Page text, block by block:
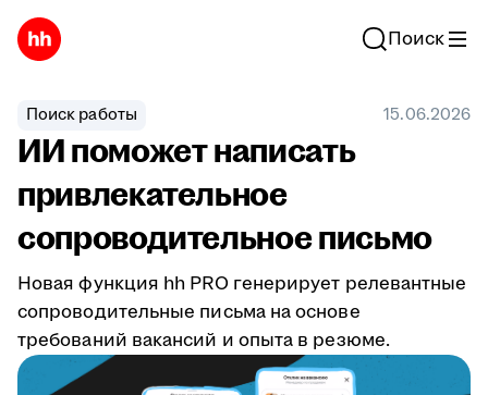
Поиск
Поиск работы 15.06.2026
ИИ поможет написать
привлекательное
сопроводительное письмо
Новая функция hh PRO генерирует релевантные
сопроводительные письма на основе
требований вакансий и опыта в резюме.